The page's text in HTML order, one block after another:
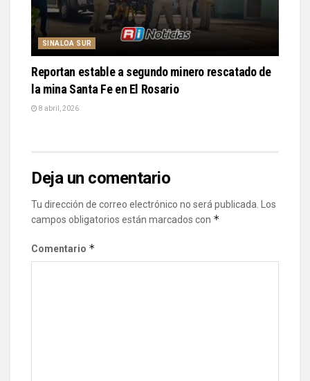
SINALOA SUR
Reportan estable a segundo minero rescatado de
la mina Santa Fe en El Rosario
8 abril, 2026
Deja un comentario
Tu dirección de correo electrónico no será publicada.
Los
campos obligatorios están marcados con *
Comentario *